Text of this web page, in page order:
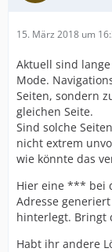
15. März 2018 um
Aktuell sind
Mode.
Seiten, sondern
gleichen Seite.
Sind solche
nicht extrem
wie könnte das
Hier eine *** bei
Adresse
hinterlegt. Bringt
Habt ihr andere